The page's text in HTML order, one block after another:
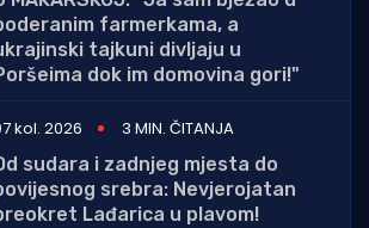
farmerkama, a
tajkuni divljaju u
dok im domovina gori!"
kol. 2026
3 MIN. ČITANJA
sudara i zadnjeg mjesta do
srebra: Nevjerojatan
Lađarica u plavom!